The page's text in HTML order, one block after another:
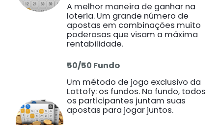
A melhor maneira de ganhar na
loteria. Um grande número de
apostas em combinações muito
poderosas que visam a máxima
rentabilidade.
50/50 Fundo
Um método de jogo exclusivo da
Lottofy: os fundos. No fundo, todos
os participantes juntam suas
apostas para jogar juntos.